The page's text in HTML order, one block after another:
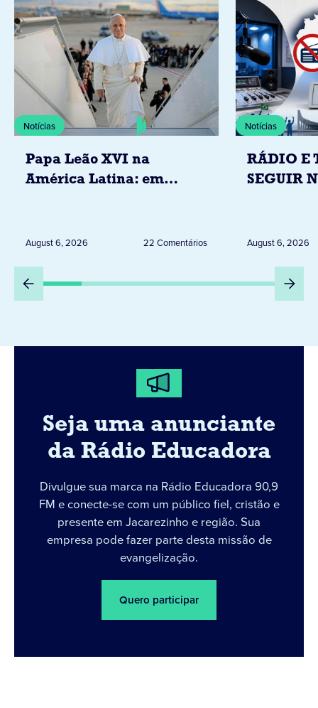
Notícias
Papa Leão XVI na
América Latina: em
Peru
August 6, 2026 22 Comentários
Notícias
RÁDIO E
SEGUIR
DESTA
August 6, 2026
Seja uma anunciante
da Rádio Educadora
Divulgue sua marca na Rádio Educadora 90,9
FM e conecte-se com um público fiel, cristão e
presente em Jacarezinho e região. Sua
empresa pode fazer parte desta missão de
evangelização.
Quero participar